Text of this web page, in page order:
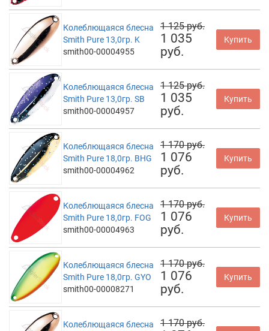
Колеблющаяся блесна
Smith Pure 13,0гр. K
smith00-00004955
1 125 руб.
1 035
руб.
Купить
Колеблющаяся блесна
Smith Pure 13,0гр. SB
smith00-00004957
1 125 руб.
1 035
руб.
Купить
Колеблющаяся блесна
Smith Pure 18,0гр. BHG
smith00-00004962
1 170 руб.
1 076
руб.
Купить
Колеблющаяся блесна
Smith Pure 18,0гр. FOG
smith00-00004963
1 170 руб.
1 076
руб.
Купить
Колеблющаяся блесна
Smith Pure 18,0гр. GYO
smith00-00008271
1 170 руб.
1 076
руб.
Купить
Колеблющаяся блесна 1 170 руб.